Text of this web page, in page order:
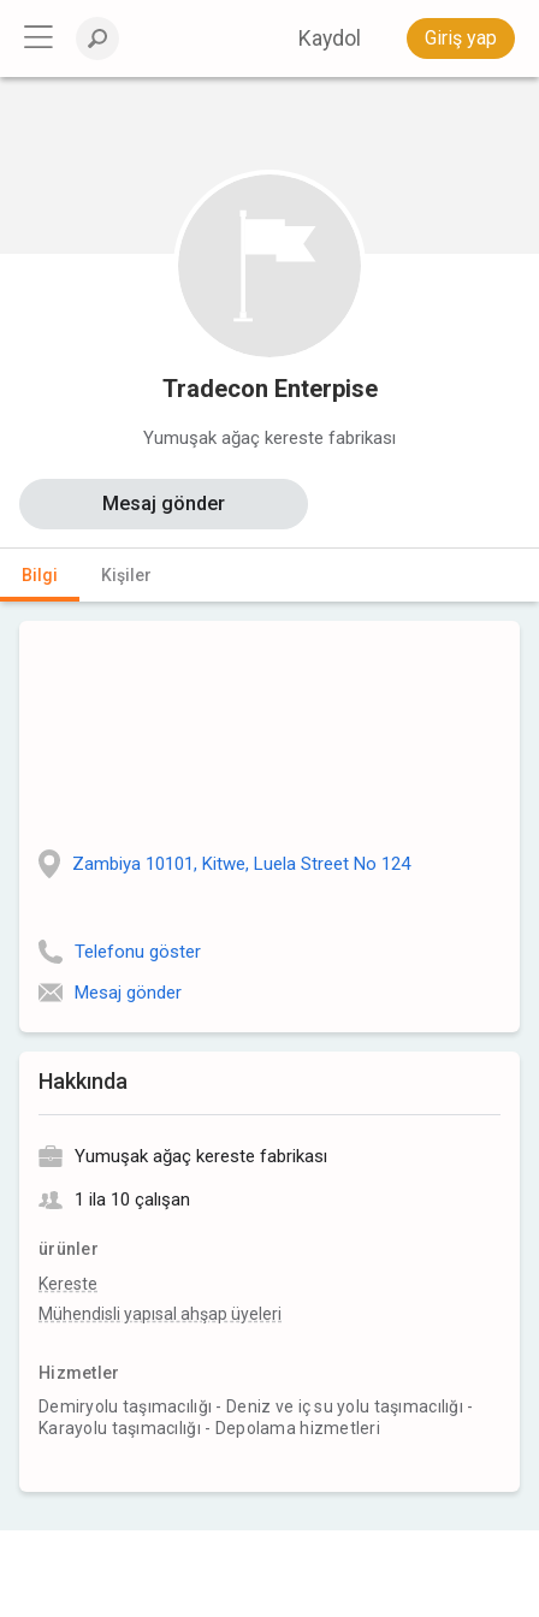
Kaydol Giriş yap
Tradecon Enterpise
Yumuşak ağaç kereste fabrikası
Bilgi Kişiler
Mesaj gönder
Hakkında
Yumuşak ağaç kereste fabrikası
1 ila 10 çalışan
ürünler
Kereste
Mühendisli yapısal ahşap üyeleri
Hizmetler
Demiryolu taşımacılığı - Deniz ve iç su yolu taşımacılığı -
Karayolu taşımacılığı - Depolama hizmetleri
Zambiya 10101, Kitwe, Luela Street No 124
Telefonu göster
Mesaj gönder